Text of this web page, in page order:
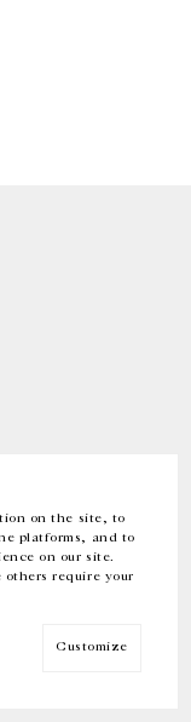
on the site, to
platforms, and to
on our site.
require your
Customize